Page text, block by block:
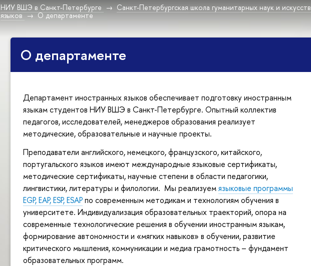
НИУ ВШЭ в Санкт-Петербурге Санкт-Петербургская школа гуманитарных наук и искусств
языков
О департаменте
О департаменте
Департамент иностранных языков обеспечивает подготовку иностранным
языкам студентов НИУ ВШЭ в Санкт-Петербурге. Опытный коллектив
педагогов, исследователей, менеджеров образования реализует
методические, образовательные и научные проекты.
Преподаватели английского, немецкого, французского, китайского,
португальского языков имеют международные языковые сертификаты,
методические сертификаты, научные степени в области педагогики,
лингвистики, литературы и филологии. Мы реализуемязыковые программы
EGP, EAP, ESP, ESAPпо современным методикам и технологиям обучения в
университете. Индивидуализация образовательных траекторий, опора на
современные технологические решения в обучении иностранным языкам,
формирование автономности и «мягких навыков» в обучении, развитие
критического мышления, коммуникации и медиа грамотность – фундамент
образовательных программ.